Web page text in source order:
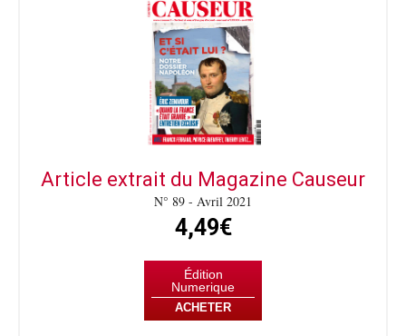
Article extrait du Magazine Causeur
N° 89 - Avril 2021
4,49€
Édition
Numerique
ACHETER